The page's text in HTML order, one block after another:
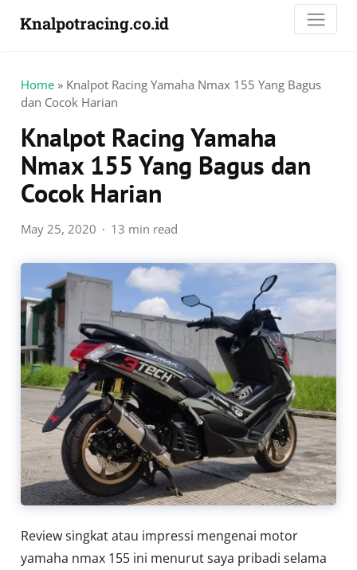
Knalpotracing.co.id
Home » Knalpot Racing Yamaha Nmax 155 Yang Bagus
dan Cocok Harian
Knalpot Racing Yamaha
Nmax 155 Yang Bagus dan
Cocok Harian
May 25, 2020 13 min read
Review singkat atau impressi mengenai motor
yamaha nmax 155 ini menurut saya pribadi selama